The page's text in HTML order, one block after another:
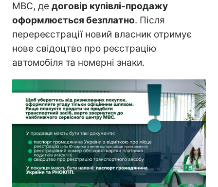
МВС, де договір купівлі-продажу
оформлюється безплатно. Після
перереєстрації новий власник отримує
нове свідоцтво про реєстрацію
автомобіля та номерні знаки.